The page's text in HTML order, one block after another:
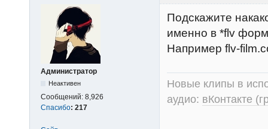
Администратор
Неактивен
Сообщений: 8,926
Спасибо: 217
Подскажите
именно в *flv
Например flv-
Новые клипы в
аудио: вКонтакте